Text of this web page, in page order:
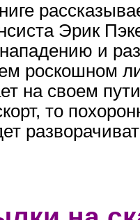
Эрик
и
роскошном
на своем
то